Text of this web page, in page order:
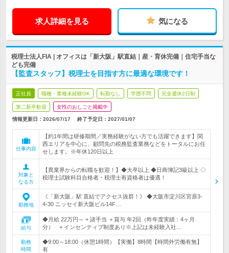
求人詳細を見る 気になる
税理士法人FIA | オフィスは「新大阪」駅直結｜産・育休完備｜住宅手当な
ども完備
【監査スタッフ】税理士を目指す方に最適な環境です！
正社員 職種・業種未経験OK 転勤なし 学歴不問 完全週休2日制
第二新卒歓迎 女性のおしごと掲載中
情報更新日：2026/07/17 終了予定日： 2027/01/07
仕事内容
【約1年間は研修期間／実務経験がない方でも活躍できます】関
西エリアを中心に、顧問先の税務監査業務などをトータルにお任
せします。※年休120日以上
対象と
なる方
【異業界からの転職を歓迎！】◆大卒以上 ◆日商簿記3級以上 ◇
税理士試験科目合格者・税理士有資格者は優遇！
勤務地
《「新大阪」駅 直結でアクセス抜群！》 ◆大阪市淀川区宮原3-
4-30 ニッセイ新大阪ビル14F…
給与
◆月給 22万円～ + 諸手当 ＋賞与 年2回（昨年度実績：4ヶ月
分） + インセンティブ制度あり※上記は未経験入社…
勤務
時間
◆9:00～18:00（休憩1時間）【実働】8時間【時間外労働有無】
有